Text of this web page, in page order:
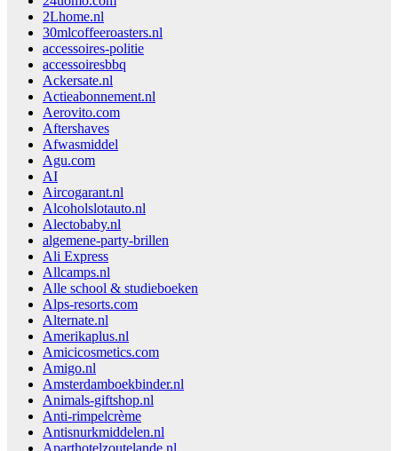
2Lhome.nl
30mlcoffeeroasters.nl
accessoires-politie
accessoiresbbq
Ackersate.nl
Actieabonnement.nl
Aerovito.com
Aftershaves
Afwasmiddel
Agu.com
AI
Aircogarant.nl
Alcoholslotauto.nl
Alectobaby.nl
algemene-party-brillen
Ali Express
Allcamps.nl
Alle school & studieboeken
Alps-resorts.com
Alternate.nl
Amerikaplus.nl
Amicicosmetics.com
Amigo.nl
Amsterdamboekbinder.nl
Animals-giftshop.nl
Anti-rimpelcrème
Antisnurkmiddelen.nl
Aparthotelzoutelande.nl